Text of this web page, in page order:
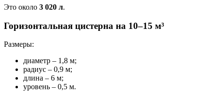
Это около 3 020 л.
Горизонтальная цистерна на 10–15 м³
Размеры:
диаметр – 1,8 м;
радиус – 0,9 м;
длина – 6 м;
уровень – 0,5 м.